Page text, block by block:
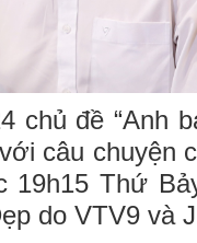
chủ đề “Anh
câu chuyện
19h15 Thứ
do VTV9 và